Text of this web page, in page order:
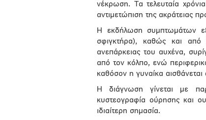
νέκρωση. Τα τελευταία
αντιμετώπιση της ακράτειας
Η εκδήλωση συμπτωμάτων
σφιγκτήρα), καθώς και
ανεπάρκειας του αυχένα,
από τον κόλπο, ενώ
καθόσον η γυναίκα
Η διάγνωση γίνεται με
κυστεογραφία ούρησης και
ιδιαίτερη σημασία.